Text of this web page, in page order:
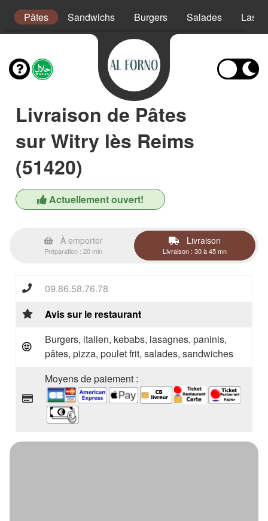
Pâtes Sandwichs Burgers Salades
Livraison de Pâtes
sur Witry lès Reims
(51420)
Actuellement ouvert!
À emporter
Préparation : 20 min
Livraison
Livraison : 30 à 45 mn
09.86.58.76.78
Avis sur le restaurant
Burgers, italien, kebabs, lasagnes, paninis,
pâtes, pizza, poulet frit, salades, sandwiches
Moyens de paiement :